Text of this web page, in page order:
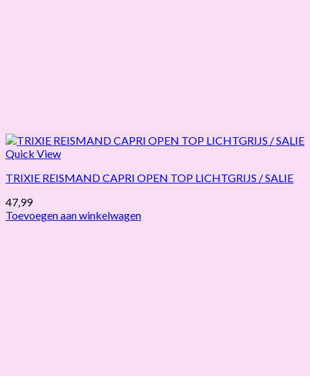
Quick View
TRIXIE REISMAND CAPRI OPEN TOP LICHTGRIJS / SALIE
47,99
Toevoegen aan winkelwagen